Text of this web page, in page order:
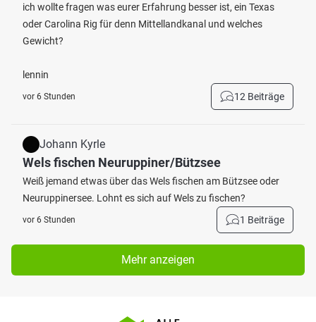
ich wollte fragen was eurer Erfahrung besser ist, ein Texas
oder Carolina Rig für denn Mittellandkanal und welches
Gewicht?
lennin
vor 6 Stunden 12 Beiträge
Johann Kyrle
Wels fischen Neuruppiner/Bützsee
Weiß jemand etwas über das Wels fischen am Bützsee oder
Neuruppinersee. Lohnt es sich auf Wels zu fischen?
vor 6 Stunden 1 Beiträge
Mehr anzeigen